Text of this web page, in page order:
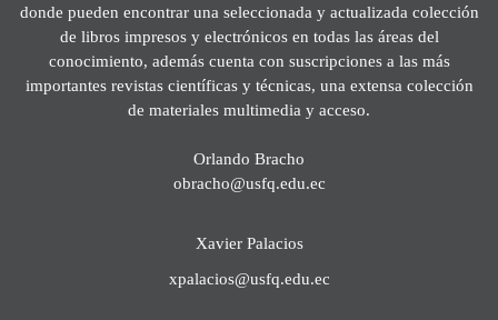
donde pueden encontrar una seleccionada y actualizada colección
de libros impresos y electrónicos en todas las áreas del
conocimiento, además cuenta con suscripciones a las más
importantes revistas científicas y técnicas, una extensa colección
de materiales multimedia y acceso.
Orlando Bracho
obracho@usfq.edu.ec
Xavier Palacios
xpalacios@usfq.edu.ec